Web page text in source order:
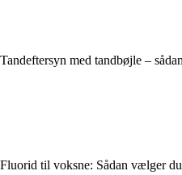
Tandeftersyn med tandbøjle –
Fluorid til voksne: Sådan vælger